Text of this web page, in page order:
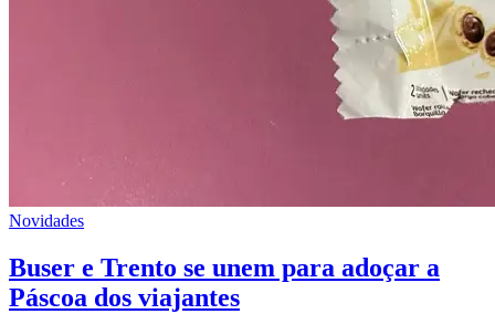
Novidades
Buser e Trento se unem para adoçar a
Páscoa dos viajantes